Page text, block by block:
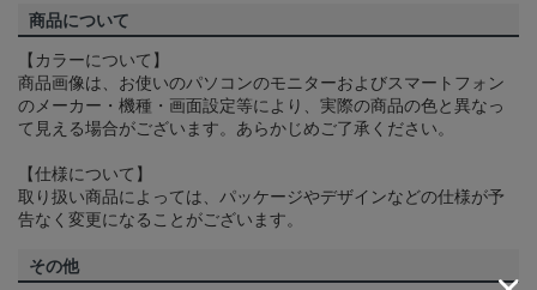
商品について
【カラーについて】
商品画像は、お使いのパソコンのモニターおよびスマートフォン
のメーカー・機種・画面設定等により、実際の商品の色と異なっ
て見える場合がございます。あらかじめご了承ください。
【仕様について】
取り扱い商品によっては、パッケージやデザインなどの仕様が予
告なく変更になることがございます。
その他